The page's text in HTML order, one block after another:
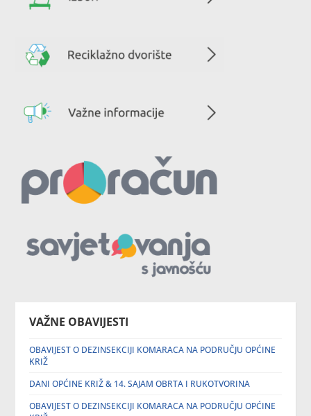
VAŽNE OBAVIJESTI
OBAVIJEST O DEZINSEKCIJI KOMARACA NA PODRUČJU OPĆINE
KRIŽ
DANI OPĆINE KRIŽ & 14. SAJAM OBRTA I RUKOTVORINA
OBAVIJEST O DEZINSEKCIJI KOMARACA NA PODRUČJU OPĆINE